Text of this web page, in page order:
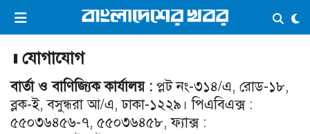
ভিডিও ই-পেপার লগইন ×
প্রচ্ছদ
সর্বশেষ
যোগাযোগ
বার্তা ও বাণিজ্যিক কার্যালয় : প্লট নং-৩১৪/এ, রোড-১৮,
ব্লক-ই, বসুন্ধরা আ/এ, ঢাকা-১২২৯। পিএবিএক্স :
৫৫০৩৬৪৫৬-৭, ৫৫০৩৬৪৫৮, ফ্যাক্স :